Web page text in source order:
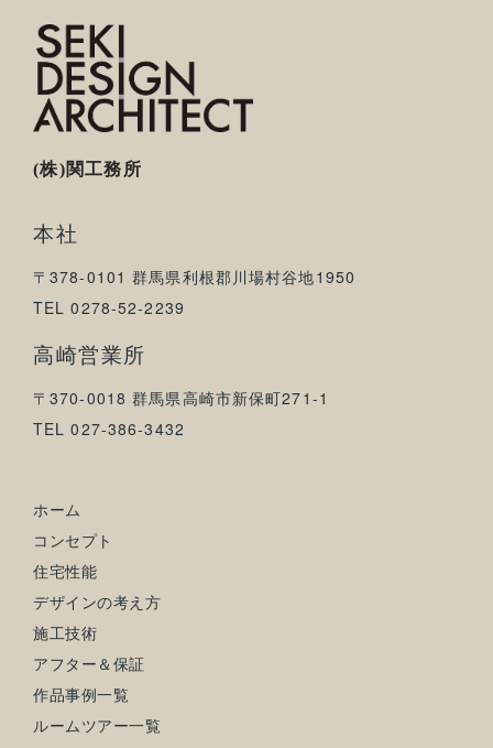
(株)関工務所
本社
〒378-0101 群馬県利根郡川場村谷地1950
TEL 0278-52-2239
高崎営業所
〒370-0018 群馬県高崎市新保町271-1
TEL 027-386-3432
ホーム
コンセプト
住宅性能
デザインの考え方
施工技術
アフター＆保証
作品事例一覧
ルームツアー一覧